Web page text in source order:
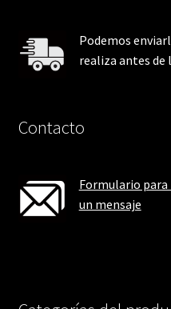
Podemos
realiza antes de
Contacto
Formulario para
un mensaje